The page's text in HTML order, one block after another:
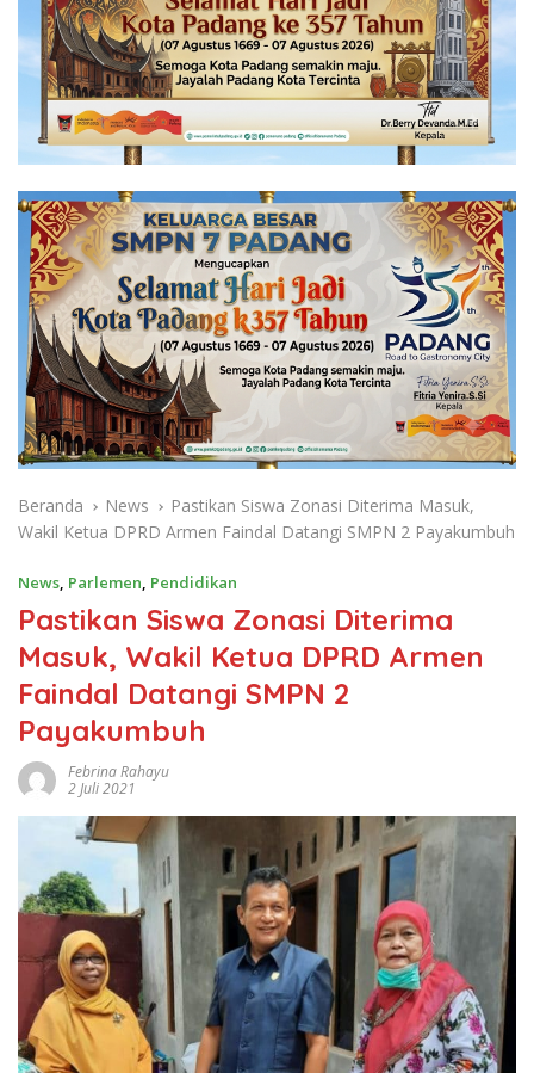
Beranda News
Pastikan Siswa Zonasi Diterima Masuk,
Wakil Ketua DPRD Armen Faindal Datangi SMPN 2 Payakumbuh
News, Parlemen, Pendidikan
Pastikan Siswa Zonasi Diterima
Masuk, Wakil Ketua DPRD Armen
Faindal Datangi SMPN 2
Payakumbuh
Febrina Rahayu
2 Juli 2021